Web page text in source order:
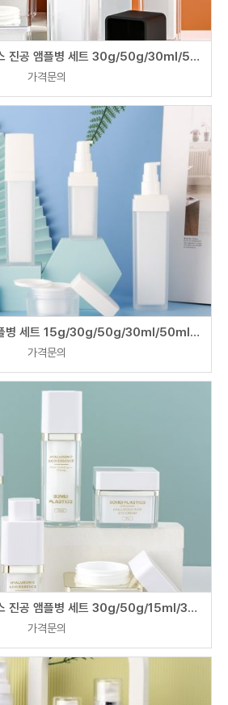
아크릴 이중 크림 에센스 진공 앰플병 세트 30g/50g/30ml/50ml/80ml/100ml
가격문의
아크릴 크림 에센스 앰플병 세트 15g/30g/50g/30ml/50ml/100ml
가격문의
아크릴 이중 크림 에센스 진공 앰플병 세트 30g/50g/15ml/30ml/50ml/100ml
가격문의